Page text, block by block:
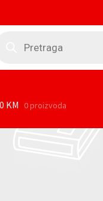
KM 0 proizvoda